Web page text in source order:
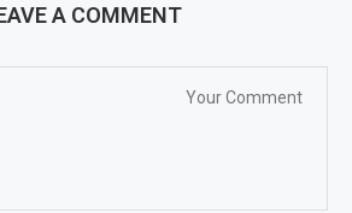
A COMMENT